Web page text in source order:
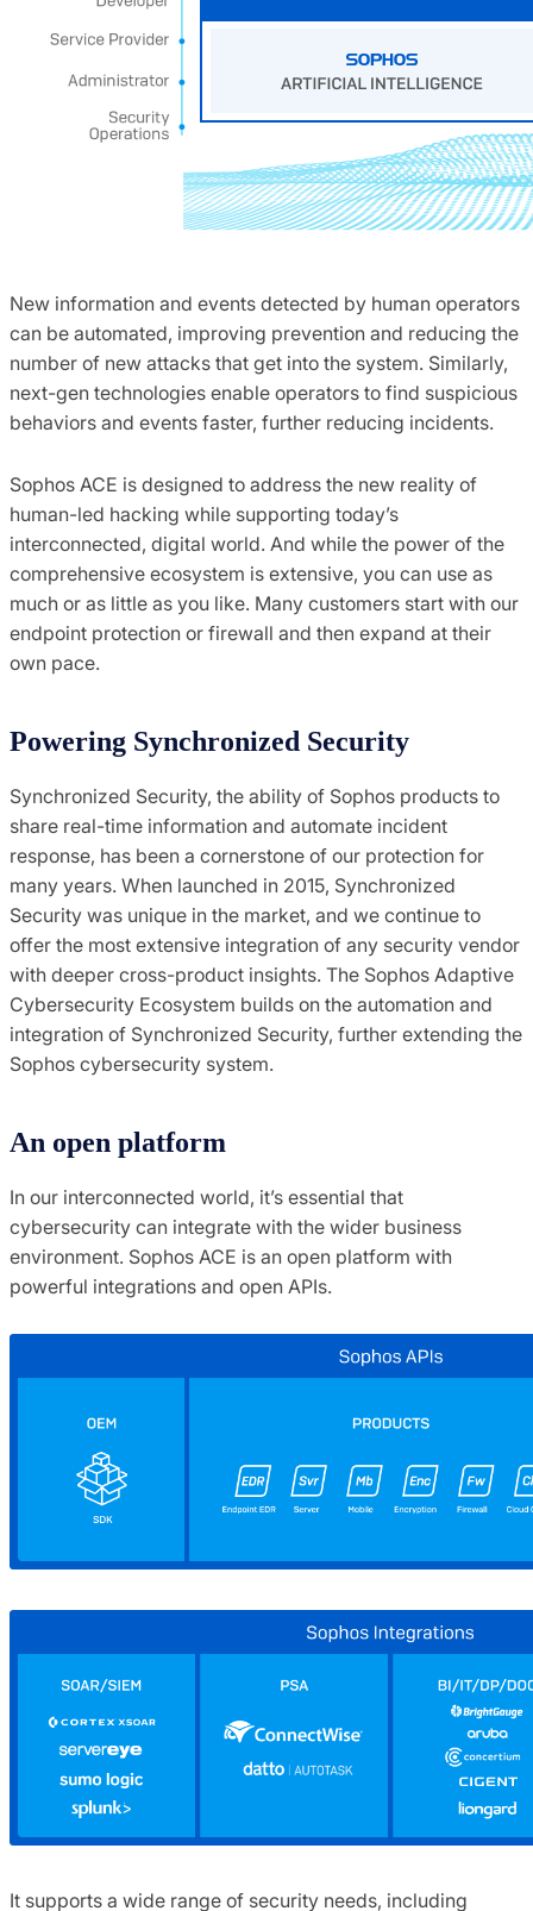
New information and events detected by human operators
can be automated, improving prevention and reducing the
number of new attacks that get into the system. Similarly,
next-gen technologies enable operators to find suspicious
behaviors and events faster, further reducing incidents.
Sophos ACE is designed to address the new reality of
human-led hacking while supporting today’s
interconnected, digital world. And while the power of the
comprehensive ecosystem is extensive, you can use as
much or as little as you like. Many customers start with our
endpoint protection or firewall and then expand at their
own pace.
Powering Synchronized Security
Synchronized Security, the ability of Sophos products to
share real-time information and automate incident
response, has been a cornerstone of our protection for
many years. When launched in 2015, Synchronized
Security was unique in the market, and we continue to
offer the most extensive integration of any security vendor
with deeper cross-product insights. The Sophos Adaptive
Cybersecurity Ecosystem builds on the automation and
integration of Synchronized Security, further extending the
Sophos cybersecurity system.
An open platform
In our interconnected world, it’s essential that
cybersecurity can integrate with the wider business
environment. Sophos ACE is an open platform with
powerful integrations and open APIs.
It supports a wide range of security needs, including